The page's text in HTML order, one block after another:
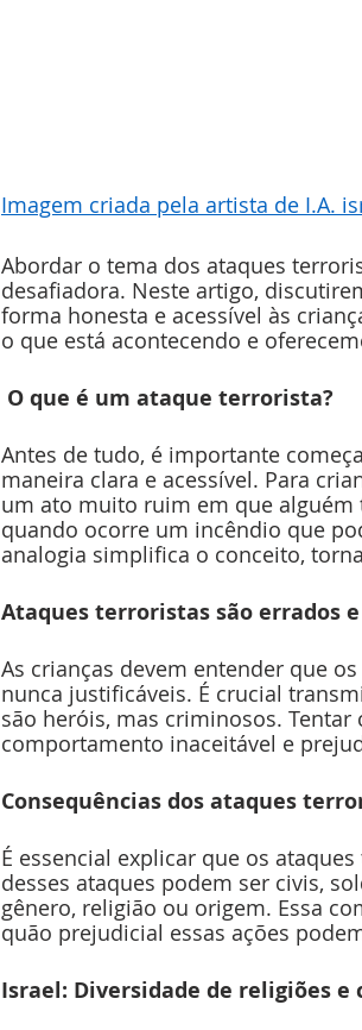
Imagem criada pela artista de I.A.
Abordar o tema dos ataques
desafiadora. Neste artigo,
forma honesta e acessível às
o que está acontecendo e
O que é um ataque terrorista?
Antes de tudo, é importante
maneira clara e acessível. Para
um ato muito ruim em que alguém
quando ocorre um incêndio que
analogia simplifica o conceito,
Ataques terroristas são errados
As crianças devem entender que
nunca justificáveis. É crucial
são heróis, mas criminosos.
comportamento inaceitável e
Consequências dos ataques
É essencial explicar que os
desses ataques podem ser civis,
gênero, religião ou origem. Essa
quão prejudicial essas ações
Israel: Diversidade de religiões e